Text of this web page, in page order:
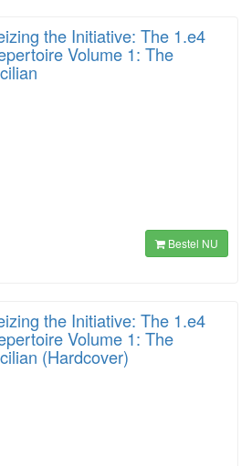
the Initiative: The 1.e4
Volume 1: The
Bestel NU
the Initiative: The 1.e4
Volume 1: The
(Hardcover)